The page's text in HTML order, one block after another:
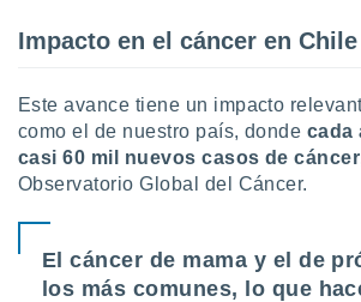
de
un
datos
perfiles
Impacto en el cáncer en
Este avance tiene un impacto
como el de nuestro país, donde cada
casi 60 mil nuevos casos de cáncer
Observatorio Global del Cáncer.
El cáncer de mama y el de
los más comunes, lo que